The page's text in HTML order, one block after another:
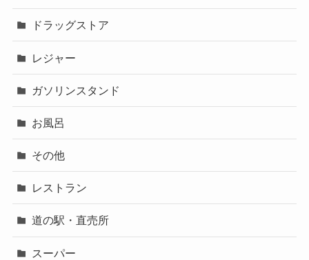
ドラッグストア
レジャー
ガソリンスタンド
お風呂
その他
レストラン
道の駅・直売所
スーパー